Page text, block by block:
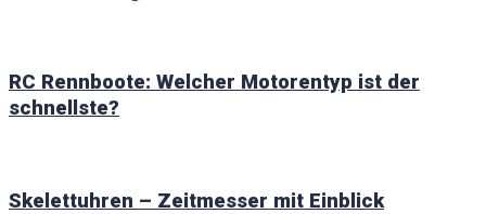
RC Rennboote: Welcher Motorentyp ist der
schnellste?
Skelettuhren – Zeitmesser mit Einblick